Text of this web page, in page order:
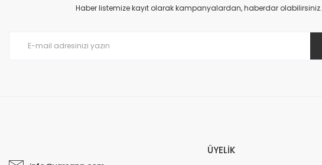
Haber listemize kayıt olarak kampanyalardan, haberdar olabilirsiniz.
ÜYELİK